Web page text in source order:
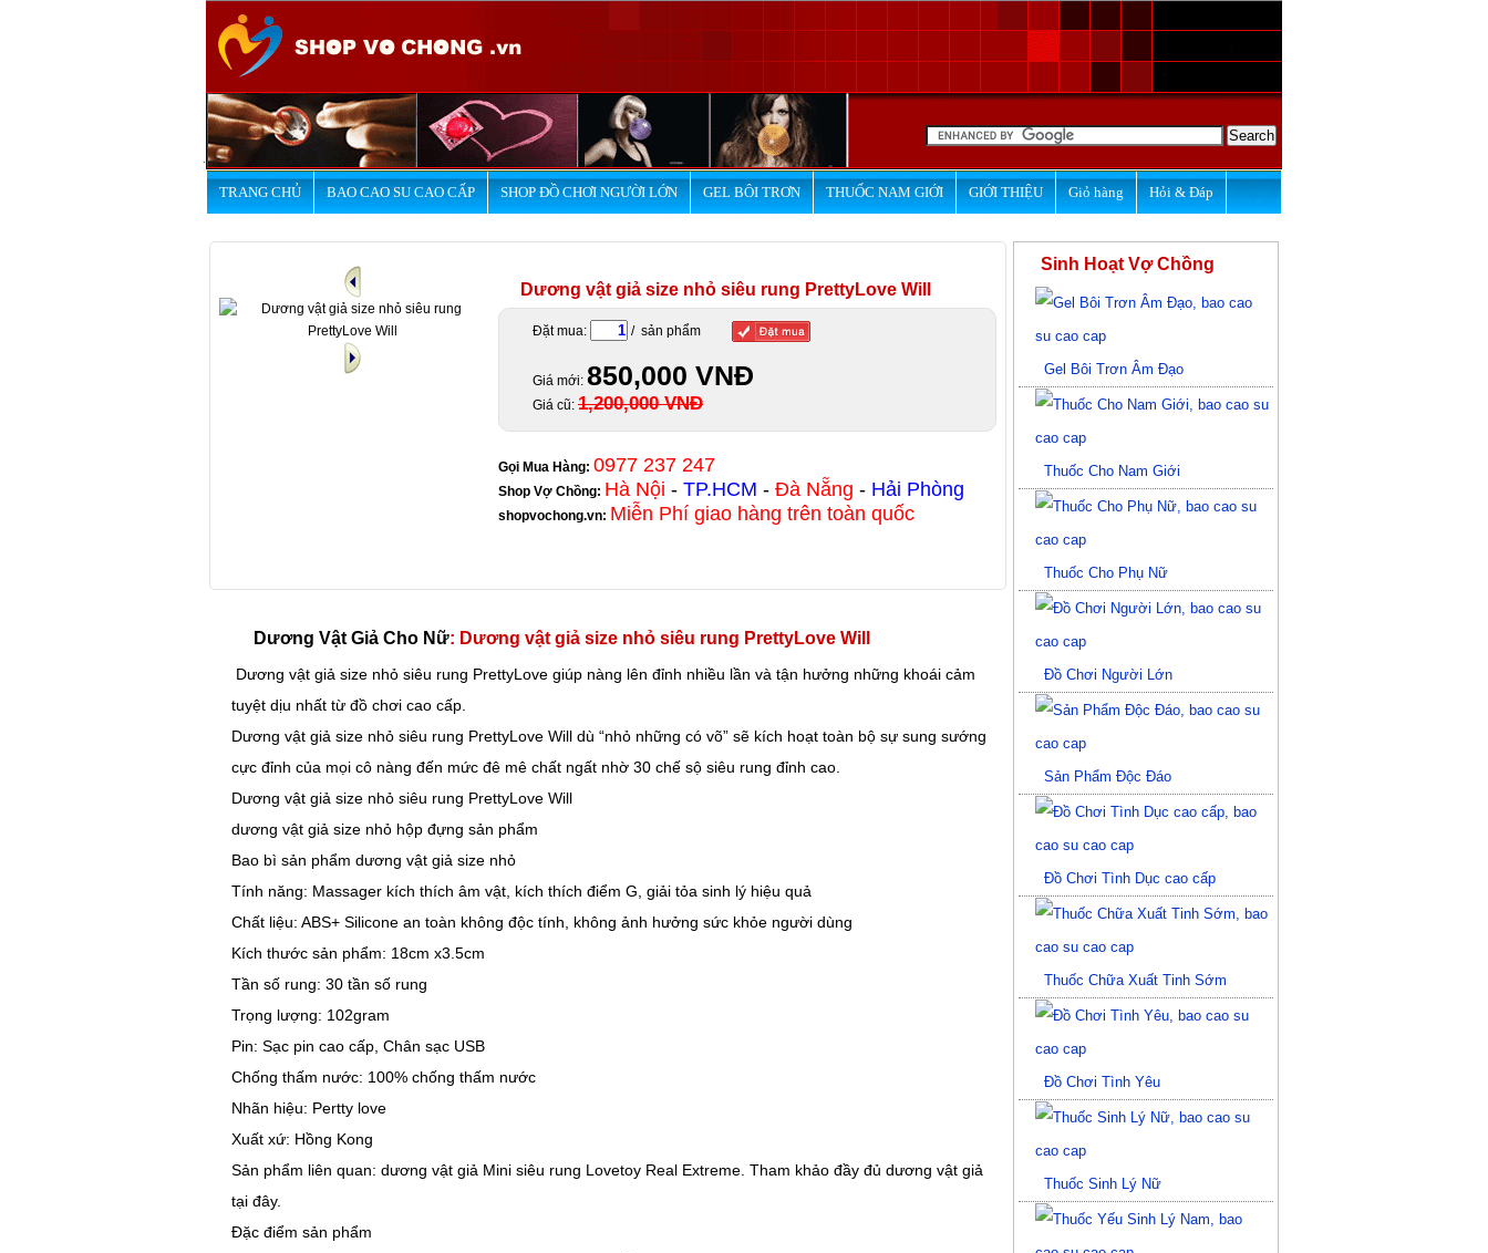
TRANG CHỦ BAO CAO SU CAO CẤP SHOP ĐỒ CHƠI NGƯỜI LỚN GEL BÔI TRƠN THUỐC NAM GIỚI GIỚI THIỆU Giỏ hàng Hỏi & Đáp
Dương vật giả size nhỏ siêu rung PrettyLove Will
Đặt mua: / sản phẩm
Giá mới: 850,000 VNĐ
Giá cũ: 1,200,000 VNĐ
Gọi Mua Hàng: 0977 237 247
Shop Vợ Chồng: Hà Nội - TP.HCM - Đà Nẵng - Hải Phòng
shopvochong.vn: Miễn Phí giao hàng trên toàn quốc
Dương Vật Giả Cho Nữ: Dương vật giả size nhỏ siêu rung PrettyLove Will
Dương vật giả size nhỏ siêu rung PrettyLove giúp nàng lên đỉnh nhiều lần và tận hưởng những khoái cảm
tuyệt dịu nhất từ đồ chơi cao cấp.
Dương vật giả size nhỏ siêu rung PrettyLove Will dù “nhỏ những có võ” sẽ kích hoạt toàn bộ sự sung sướng
cực đỉnh của mọi cô nàng đến mức đê mê chất ngất nhờ 30 chế sộ siêu rung đỉnh cao.
Dương vật giả size nhỏ siêu rung PrettyLove Will
dương vật giả size nhỏ hộp đựng sản phẩm
Bao bì sản phẩm dương vật giả size nhỏ
Tính năng: Massager kích thích âm vật, kích thích điểm G, giải tỏa sinh lý hiệu quả
Chất liệu: ABS+ Silicone an toàn không độc tính, không ảnh hưởng sức khỏe người dùng
Kích thước sản phẩm: 18cm x3.5cm
Tần số rung: 30 tần số rung
Trọng lượng: 102gram
Pin: Sạc pin cao cấp, Chân sạc USB
Chống thấm nước: 100% chống thấm nước
Nhãn hiệu: Pertty love
Xuất xứ: Hồng Kong
Sản phẩm liên quan: dương vật giả Mini siêu rung Lovetoy Real Extreme. Tham khảo đầy đủ dương vật giả
tại đây.
Đặc điểm sản phẩm
Sinh Hoạt Vợ Chồng
Gel Bôi Trơn Âm Đạo
Thuốc Cho Nam Giới
Thuốc Cho Phụ Nữ
Đồ Chơi Người Lớn
Sản Phẩm Độc Đáo
Đồ Chơi Tình Dục cao cấp
Thuốc Chữa Xuất Tinh Sớm
Đồ Chơi Tình Yêu
Thuốc Sinh Lý Nữ